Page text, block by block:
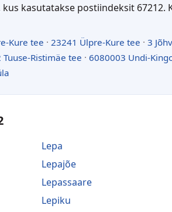
kasutatakse postiindeksit
Kure tee · 23241 Ülpre-Kure tee · 3
Ristimäe tee · 6080003 Undi-
Lepa
Lepajõe
Lepassaare
Lepiku